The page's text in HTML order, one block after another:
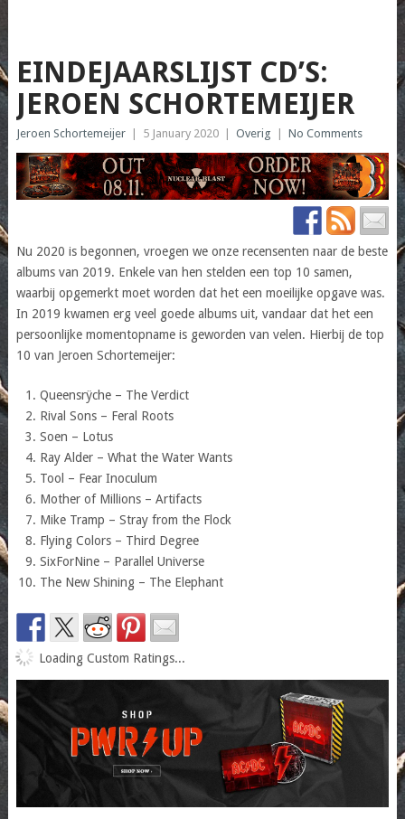
EINDEJAARSLIJST CD’S:
JEROEN SCHORTEMEIJER
Jeroen Schortemeijer 5 January 2020 Overig No Comments
Nu 2020 is begonnen, vroegen we onze recensenten naar de beste
albums van 2019. Enkele van hen stelden een top 10 samen,
waarbij opgemerkt moet worden dat het een moeilijke opgave was.
In 2019 kwamen erg veel goede albums uit, vandaar dat het een
persoonlijke momentopname is geworden van velen. Hierbij de top
10 van Jeroen Schortemeijer:
Queensrÿche – The Verdict
Rival Sons – Feral Roots
Soen – Lotus
Ray Alder – What the Water Wants
Tool – Fear Inoculum
Mother of Millions – Artifacts
Mike Tramp – Stray from the Flock
Flying Colors – Third Degree
SixForNine – Parallel Universe
The New Shining – The Elephant
Loading Custom Ratings...